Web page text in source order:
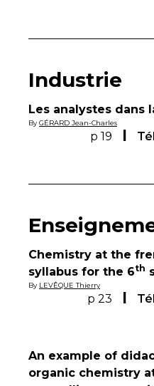
Industrie
Les analystes dans
By GÉRARD Jean-Charles
p 19
Chemistry at the
syllabus for the 6th
By LEVÊQUE Thierry
p 23
An example of
organic chemistry